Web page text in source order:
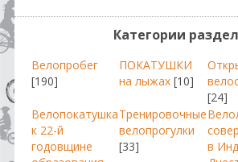
Категории
Велопробег
[190]
ПОКАТУШКИ
на лыжах [10]
[24]
Велопокатушка
к 22-й
годовщине
Тренировочные
велопрогулки
[33]
в